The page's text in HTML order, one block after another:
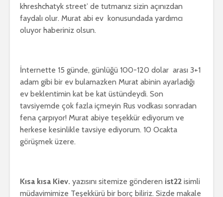
khreshchatyk street’ de tutmanız sizin açınızdan
faydalı olur. Murat abi ev konusundada yardımcı
oluyor haberiniz olsun.
İnternette 15 günde, günlüğü 100-120 dolar arası 3+1
adam gibi bir ev bulamazken Murat abinin ayarladığı
ev beklentimin kat be kat üstündeydi. Son
tavsiyemde çok fazla içmeyin Rus vodkası sonradan
fena çarpıyor! Murat abiye teşekkür ediyorum ve
herkese kesinlikle tavsiye ediyorum. 10 Ocakta
görüşmek üzere.
Kısa kısa Kiev. yazısını sitemize gönderen ist22 isimli
müdavimimize Teşekkürü bir borç biliriz. Sizde makale